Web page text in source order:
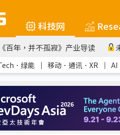
科技网
《百年，并不孤寂》产业导读
．绿能 ｜ 移动．通讯．XR ｜ AI